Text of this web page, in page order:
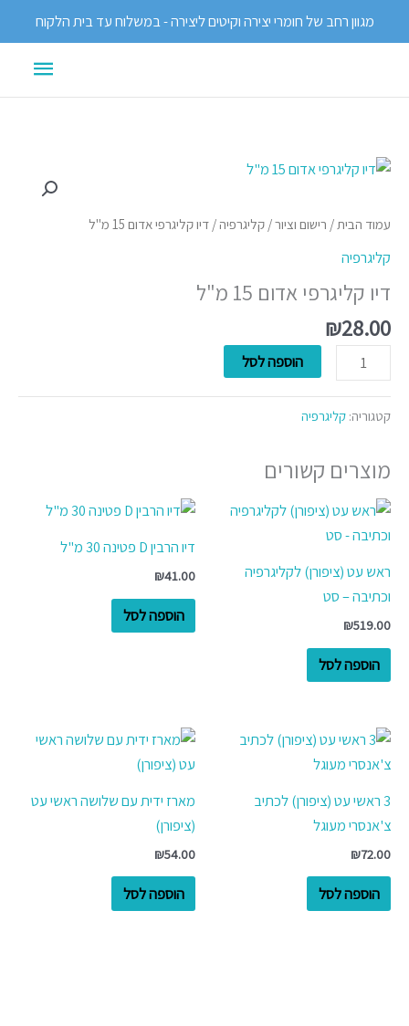
מגוון רחב של חומרי יצירה וקיטים ליצירה - במשלוח עד בית הלקוח
עמוד הבית/ רישום וציור/ קליגרפיה / דיו קליגרפי אדום 15 מ"ל
קליגרפיה
דיו קליגרפי אדום 15 מ"ל
₪28.00
כמות
דיו
אדום
15
מ"ל
הוספה לסל
קטגוריה: קליגרפיה
מוצרים קשורים
ראש עט (ציפורן) לקליגרפיה
וכתיבה – סט
₪519.00
הוספה לסל
דיו הרבין D פטינה 30 מ"ל
₪41.00
הוספה לסל
3 ראשי עט (ציפורן) לכתיב
צ'אנסרי מעוגל
₪72.00
הוספה לסל
מארז ידית עם שלושה ראשי עט
(ציפורן)
₪54.00
הוספה לסל